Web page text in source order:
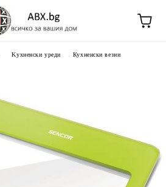
Kухненски уреди Кухненски везни